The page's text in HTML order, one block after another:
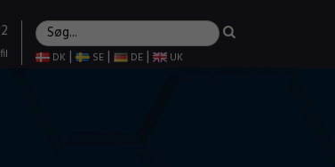
DK | SE | DE | UK